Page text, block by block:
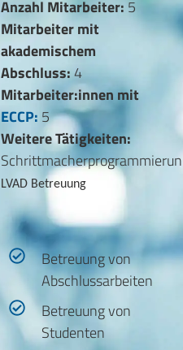
Anzahl Mitarbeiter: 5
Mitarbeiter mit
akademischem
Abschluss:4
Mitarbeiter:innen mit
ECCP: 5
Weitere Tätigkeiten:
LVAD Betreuung
Betreuung von
Abschlussarbeiten
Betreuung von
Studenten